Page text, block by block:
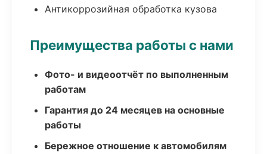
Антикоррозийная обработка кузова
Преимущества работы с нами
Фото- и видеоотчёт по выполненным
работам
Гарантия до 24 месяцев на основные
работы
Бережное отношение к автомобилям